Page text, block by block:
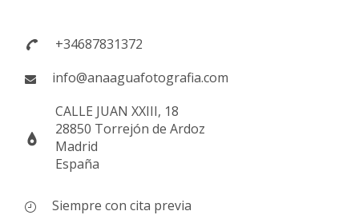
+34687831372
info@anaaguafotografia.com
CALLE JUAN XXIII, 18
28850 Torrejón de Ardoz
Madrid
España
Siempre con cita previa